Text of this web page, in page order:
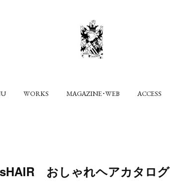
WORKS MAGAZINE･WEB ACCESS
おしゃれヘアカタログ